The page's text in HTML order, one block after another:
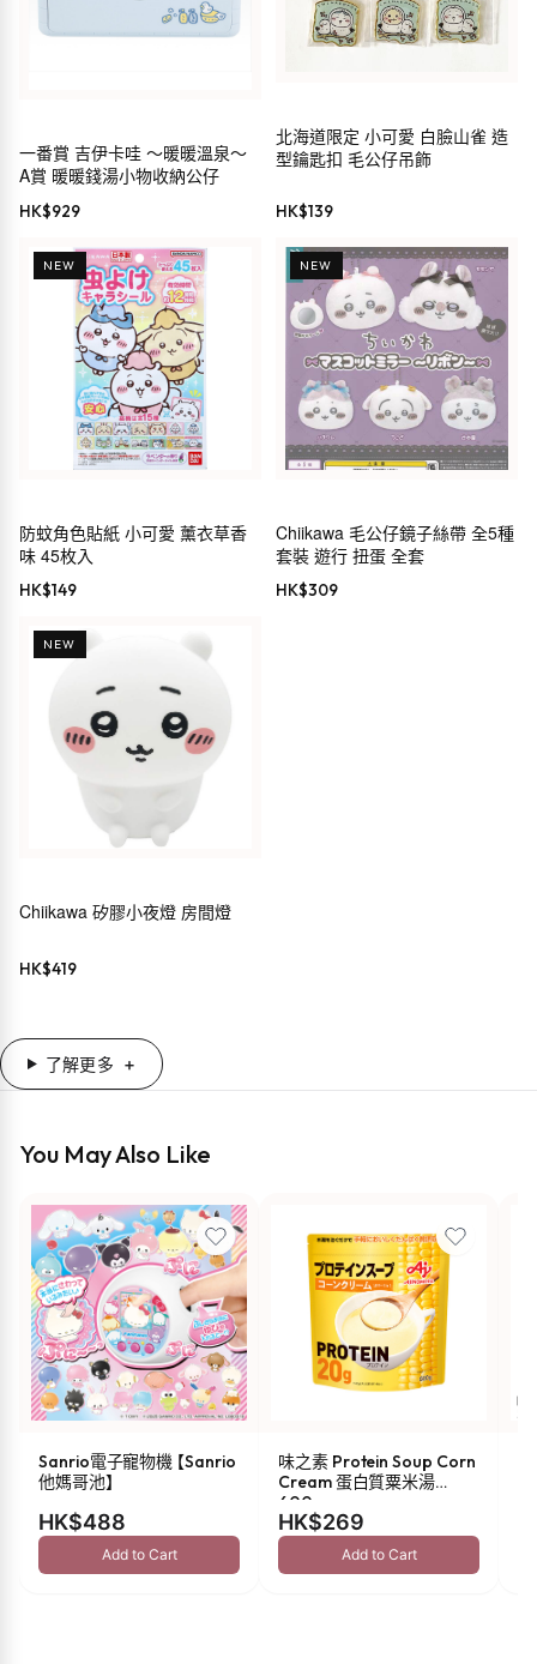
一番賞 吉伊卡哇 ～暖暖溫泉～
A賞 暖暖錢湯小物收納公仔
HK$929
北海道限定 小可愛 白臉山雀 造
型鑰匙扣 毛公仔吊飾
HK$139
NEW
防蚊角色貼紙 小可愛 薰衣草香
味 45枚入
HK$149
NEW
Chiikawa 毛公仔鏡子絲帶 全5種
套裝 遊行 扭蛋 全套
HK$309
NEW
Chiikawa 矽膠小夜燈 房間燈
HK$419
了解更多
You May Also Like
Sanrio電子寵物機 【Sanrio
他媽哥池】
HK$488
Add to Cart
味之素 Protein Soup Corn
Cream 蛋白質粟米湯
600g
HK$269
Add to Cart